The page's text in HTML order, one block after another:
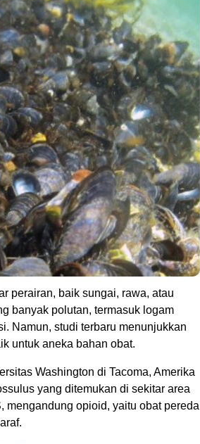
perairan, baik sungai, rawa, atau
banyak polutan, termasuk logam
Namun, studi terbaru menunjukkan
untuk aneka bahan obat.
Washington di Tacoma, Amerika
yang ditemukan di sekitar area
mengandung opioid, yaitu obat pereda